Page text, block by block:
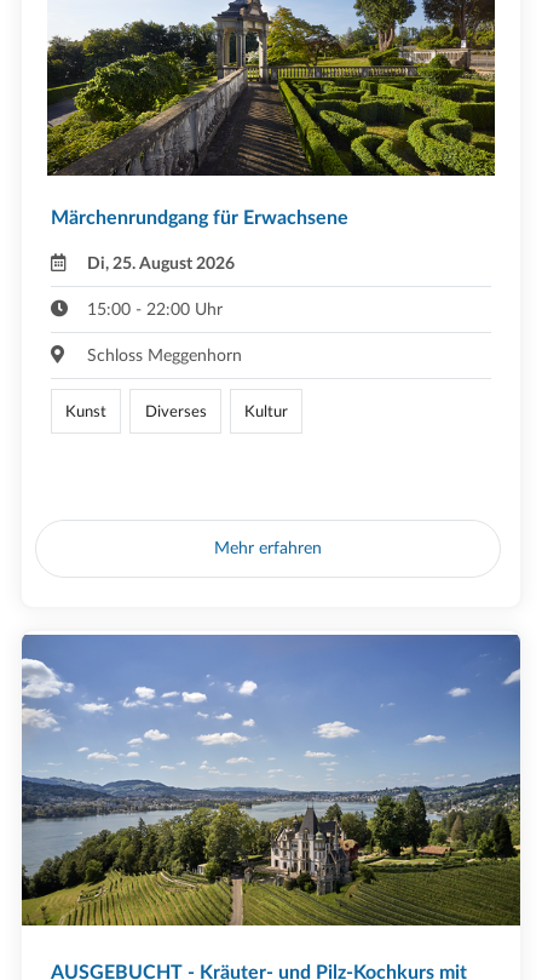
Märchenrundgang für Erwachsene
Di, 25. August 2026
15:00 - 22:00 Uhr
Schloss Meggenhorn
Kunst Diverses Kultur
Mehr erfahren
AUSGEBUCHT - Kräuter- und Pilz-Kochkurs mit